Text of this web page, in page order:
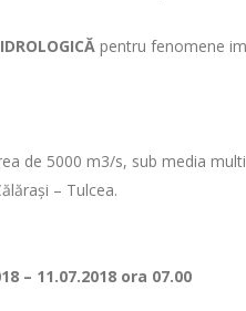
pentru fenomene
de 5000 m3/s, sub media
– Tulcea.
– 11.07.2018 ora 07.00